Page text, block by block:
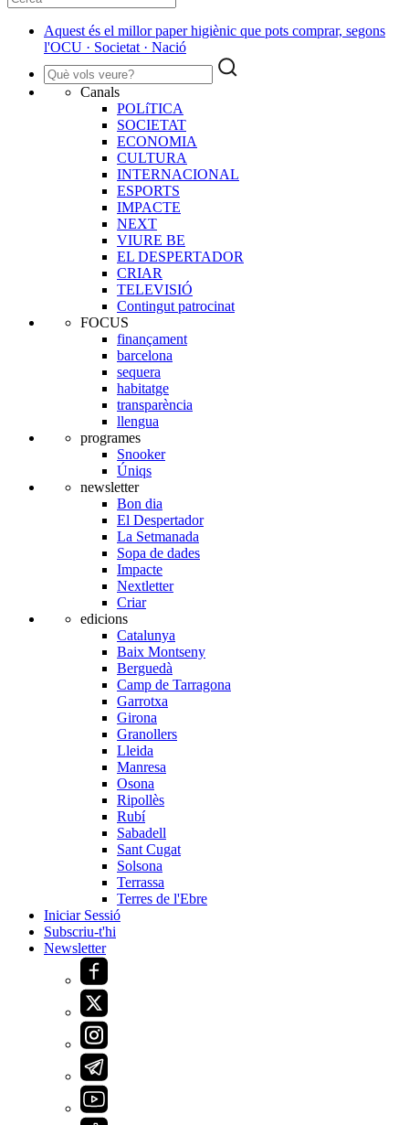
Aquest és el millor paper higiènic que pots comprar, segons
l'OCU · Societat · Nació
Canals
POLíTICA
SOCIETAT
ECONOMIA
CULTURA
INTERNACIONAL
ESPORTS
IMPACTE
NEXT
VIURE BE
EL DESPERTADOR
CRIAR
TELEVISIÓ
Contingut patrocinat
FOCUS
finançament
barcelona
sequera
habitatge
transparència
llengua
programes
Snooker
Úniqs
newsletter
Bon dia
El Despertador
La Setmanada
Sopa de dades
Impacte
Nextletter
Criar
edicions
Catalunya
Baix Montseny
Berguedà
Camp de Tarragona
Garrotxa
Girona
Granollers
Lleida
Manresa
Osona
Ripollès
Rubí
Sabadell
Sant Cugat
Solsona
Terrassa
Terres de l'Ebre
Iniciar Sessió
Subscriu-t'hi
Newsletter